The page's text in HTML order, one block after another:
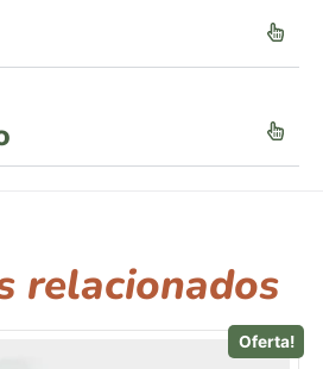
relacionados
Oferta!